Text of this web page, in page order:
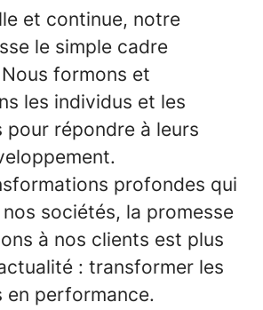
et continue, notre
le simple cadre
formons et
les individus et les
pour répondre à leurs
profondes qui
sociétés, la promesse
à nos clients est plus
: transformer les
en performance.